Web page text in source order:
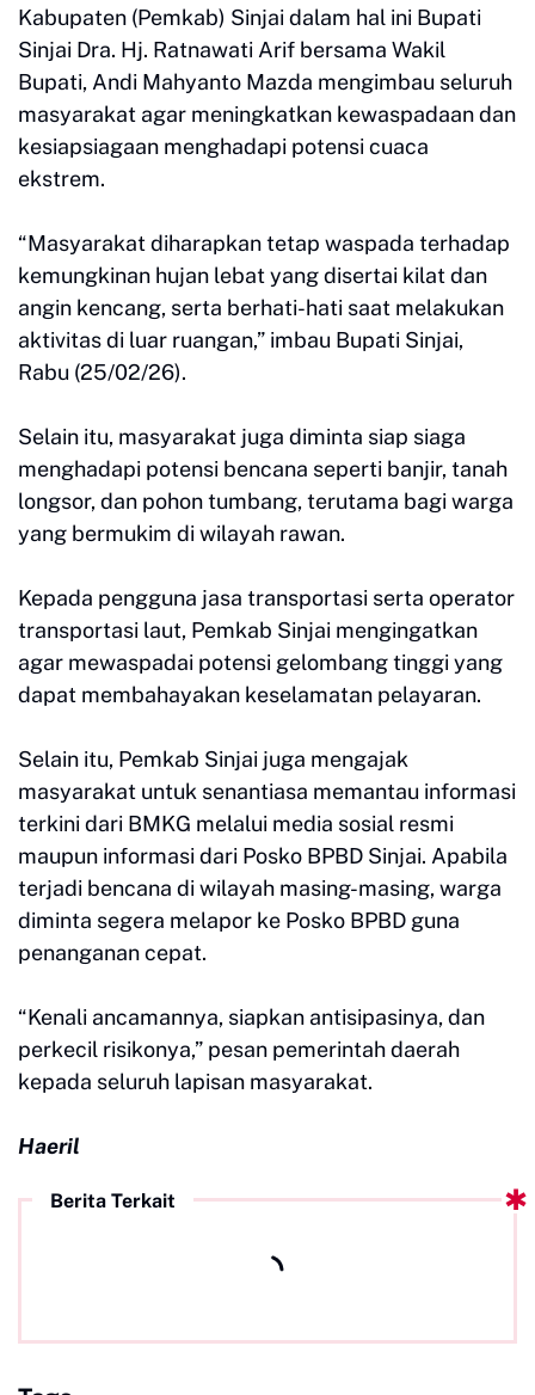
Kabupaten (Pemkab) Sinjai dalam hal ini Bupati
Sinjai Dra. Hj. Ratnawati Arif bersama Wakil
Bupati, Andi Mahyanto Mazda mengimbau seluruh
masyarakat agar meningkatkan kewaspadaan dan
kesiapsiagaan menghadapi potensi cuaca
ekstrem.
“Masyarakat diharapkan tetap waspada terhadap
kemungkinan hujan lebat yang disertai kilat dan
angin kencang, serta berhati-hati saat melakukan
aktivitas di luar ruangan,” imbau Bupati Sinjai,
Rabu (25/02/26).
Selain itu, masyarakat juga diminta siap siaga
menghadapi potensi bencana seperti banjir, tanah
longsor, dan pohon tumbang, terutama bagi warga
yang bermukim di wilayah rawan.
Kepada pengguna jasa transportasi serta operator
transportasi laut, Pemkab Sinjai mengingatkan
agar mewaspadai potensi gelombang tinggi yang
dapat membahayakan keselamatan pelayaran.
Selain itu, Pemkab Sinjai juga mengajak
masyarakat untuk senantiasa memantau informasi
terkini dari BMKG melalui media sosial resmi
maupun informasi dari Posko BPBD Sinjai. Apabila
terjadi bencana di wilayah masing-masing, warga
diminta segera melapor ke Posko BPBD guna
penanganan cepat.
“Kenali ancamannya, siapkan antisipasinya, dan
perkecil risikonya,” pesan pemerintah daerah
kepada seluruh lapisan masyarakat.
Haeril
Berita Terkait